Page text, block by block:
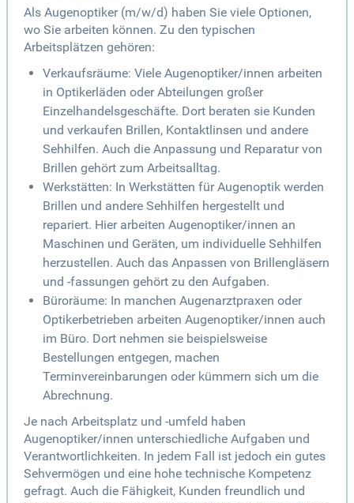
Als Augenoptiker (m/w/d) haben Sie viele Optionen,
wo Sie arbeiten können. Zu den typischen
Arbeitsplätzen gehören:
Verkaufsräume: Viele Augenoptiker/innen arbeiten
in Optikerläden oder Abteilungen großer
Einzelhandelsgeschäfte. Dort beraten sie Kunden
und verkaufen Brillen, Kontaktlinsen und andere
Sehhilfen. Auch die Anpassung und Reparatur von
Brillen gehört zum Arbeitsalltag.
Werkstätten: In Werkstätten für Augenoptik werden
Brillen und andere Sehhilfen hergestellt und
repariert. Hier arbeiten Augenoptiker/innen an
Maschinen und Geräten, um individuelle Sehhilfen
herzustellen. Auch das Anpassen von Brillengläsern
und -fassungen gehört zu den Aufgaben.
Büroräume: In manchen Augenarztpraxen oder
Optikerbetrieben arbeiten Augenoptiker/innen auch
im Büro. Dort nehmen sie beispielsweise
Bestellungen entgegen, machen
Terminvereinbarungen oder kümmern sich um die
Abrechnung.
Je nach Arbeitsplatz und -umfeld haben
Augenoptiker/innen unterschiedliche Aufgaben und
Verantwortlichkeiten. In jedem Fall ist jedoch ein gutes
Sehvermögen und eine hohe technische Kompetenz
gefragt. Auch die Fähigkeit, Kunden freundlich und